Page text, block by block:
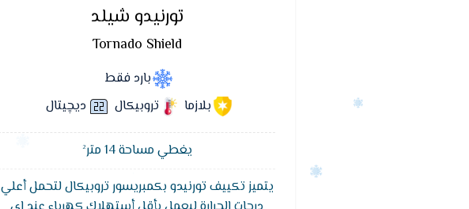
تورنيدو شيلد
Tornado Shield
بارد فقط
بلازما
تروبيكال ديچيتال
يغطي مساحة 14 متر²
يتميز تكييف تورنيدو بكمبريسور تروبيكال لتحمل أعلي